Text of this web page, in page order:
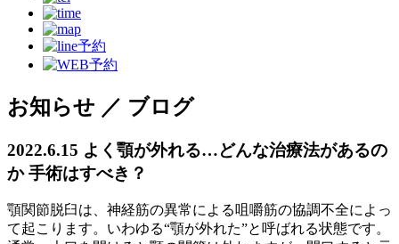
お知らせ ／ ブログ
2022.6.15 よく顎が外れる…どんな治療法があるの
か 手術はすべき？
顎関節脱臼は、神経筋の異常による咀嚼筋の協調不全によっ
て起こります。いわゆる“顎が外れた”と呼ばれる状態です。